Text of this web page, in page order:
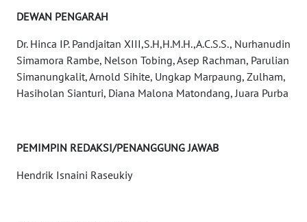
DEWAN PENGARAH
Dr. Hinca IP. Pandjaitan XIII,S.H,H.M.H.,A.C.S.S., Nurhanudin
Simamora Rambe, Nelson Tobing, Asep Rachman, Parulian
Simanungkalit, Arnold Sihite, Ungkap Marpaung, Zulham,
Hasiholan Sianturi, Diana Malona Matondang, Juara Purba
PEMIMPIN REDAKSI/PENANGGUNG JAWAB
Hendrik Isnaini Raseukiy
News
Regional
WN
WN